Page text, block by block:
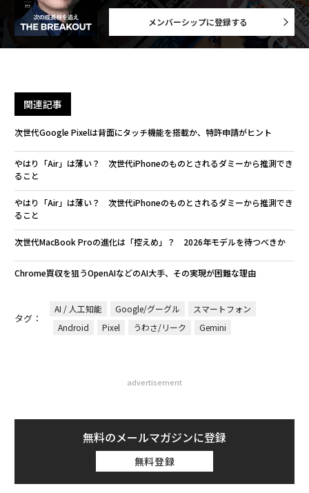
メンバーシップに登録する
関連記事
次世代Google Pixelは背面にタッチ機能を搭載か、特許申請がヒント
やはり「Air」は薄い？ 次世代iPhoneのものとされるダミーから推測でき
ること
やはり「Air」は薄い？ 次世代iPhoneのものとされるダミーから推測でき
ること
次世代MacBook Proの進化は「控えめ」？ 2026年モデルを待つべきか
Chrome買収を狙うOpenAIなどのAI大手、その実現が困難な理由
タグ：
AI / 人工知能 Google/グーグル
スマートフォン
Android
Pixel うわさ/リーク Gemini
advertisement
無料のメールマガジンに登録
無料登録